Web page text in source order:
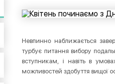
Невпинно наближається
турбує питання вибору
вступникам, і навіть в
можливостей здобуття вищої